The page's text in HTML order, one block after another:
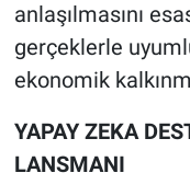
anlaşılmasını
gerçeklerle
ekonomik
YAPAY ZEKA
LANSMANI